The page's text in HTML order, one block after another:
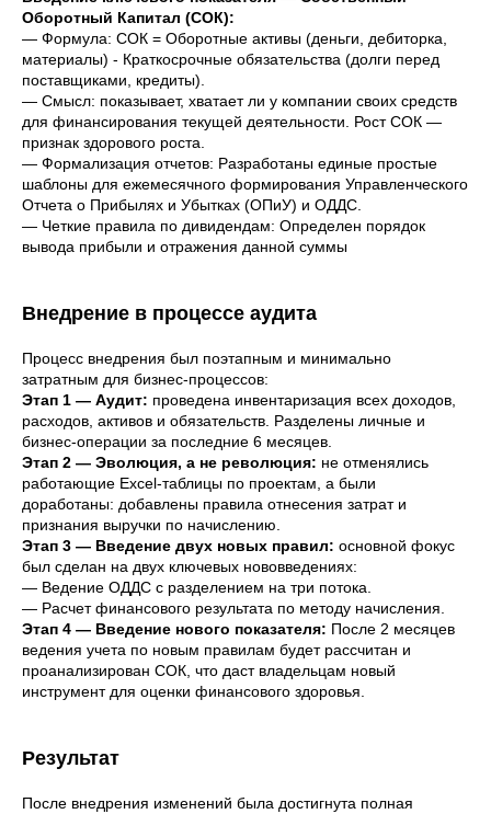
Оборотный Капитал (СОК):
— Формула: СОК = Оборотные активы (деньги, дебиторка,
материалы) - Краткосрочные обязательства (долги перед
поставщиками, кредиты).
— Смысл: показывает, хватает ли у компании своих средств
для финансирования текущей деятельности. Рост СОК —
признак здорового роста.
— Формализация отчетов: Разработаны единые простые
шаблоны для ежемесячного формирования Управленческого
Отчета о Прибылях и Убытках (ОПиУ) и ОДДС.
— Четкие правила по дивидендам: Определен порядок
вывода прибыли и отражения данной суммы
Внедрение в процессе аудита
Процесс внедрения был поэтапным и минимально
затратным для бизнес-процессов:
Этап 1 — Аудит: проведена инвентаризация всех доходов,
расходов, активов и обязательств. Разделены личные и
бизнес-операции за последние 6 месяцев.
Этап 2 — Эволюция, а не революция: не отменялись
работающие Excel-таблицы по проектам, а были
доработаны: добавлены правила отнесения затрат и
признания выручки по начислению.
Этап 3 — Введение двух новых правил: основной фокус
был сделан на двух ключевых нововведениях:
— Ведение ОДДС с разделением на три потока.
— Расчет финансового результата по методу начисления.
Этап 4 — Введение нового показателя: После 2 месяцев
ведения учета по новым правилам будет рассчитан и
проанализирован СОК, что даст владельцам новый
инструмент для оценки финансового здоровья.
Результат
После внедрения изменений была достигнута полная